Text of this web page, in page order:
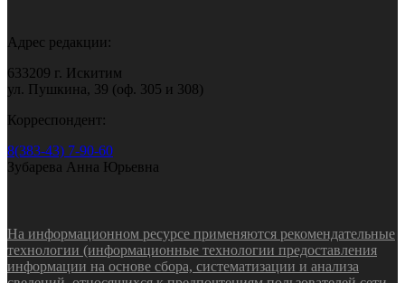
Адрес редакции:
633209 г. Искитим
ул. Пушкина, 39 (оф. 305 и 308)
Корреспондент:
8(383-43) 7-90-60
Зубарева Анна Юрьевна
На информационном ресурсе применяются рекомендательные
технологии (информационные технологии предоставления
информации на основе сбора, систематизации и анализа